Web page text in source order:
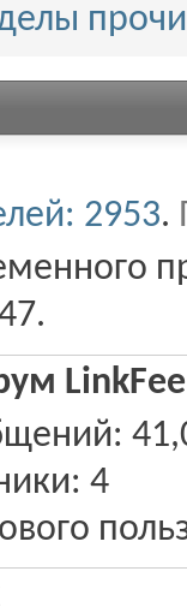
2953.
.
4